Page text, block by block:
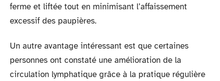
ferme et liftée tout en minimisant l’affaissement
excessif des paupières.
Un autre avantage intéressant est que certaines
personnes ont constaté une amélioration de la
circulation lymphatique grâce à la pratique régulière